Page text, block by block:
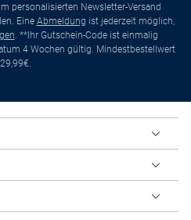
personalisierten Newsletter-Versand
Eine Abmeldung ist jederzeit möglich,
. **Ihr Gutschein-Code ist einmalig
4 Wochen gültig. Mindestbestellwert
29,99€.